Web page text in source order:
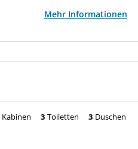
Mehr Informationen
Kabinen 3 Toiletten 3 Duschen